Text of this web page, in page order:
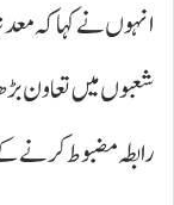
انہوں نے کہا کہ
شعبوں میں تعاون
رابطہ مضبوط کرنے